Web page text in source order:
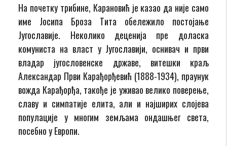
На почетку трибине, Карановић је казао да није само
име Јосипа Броза Тита обележило постојање
Југославије. Неколико деценија пре доласка
комуниста на власт у Југославији, оснивач и први
владар југословенске државе, витешки краљ
Александар Први Карађорђевић (1888-1934), прaунук
вожда Карађорђа, такође је уживао велико поверење,
славу и симпатије елита, али и најширих слојева
популације у многим земљама ондашњег света,
посебно у Европи.